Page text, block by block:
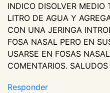
INDICO DISOLVER MEDIO
LITRO DE AGUA Y
CON UNA JERINGA
FOSA NASAL PERO EN
USARSE EN FOSAS
COMENTARIOS. SALUDOS
Responder